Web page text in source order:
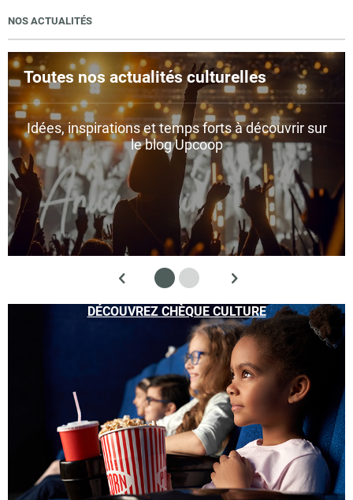
NOS ACTUALITÉS
Toutes nos actualités culturelles
Idées, inspirations et temps forts à découvrir sur
le blog Upcoop
DÉCOUVREZ CHÈQUE CULTURE